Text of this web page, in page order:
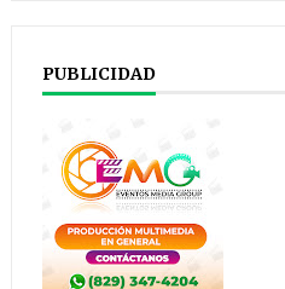
PUBLICIDAD